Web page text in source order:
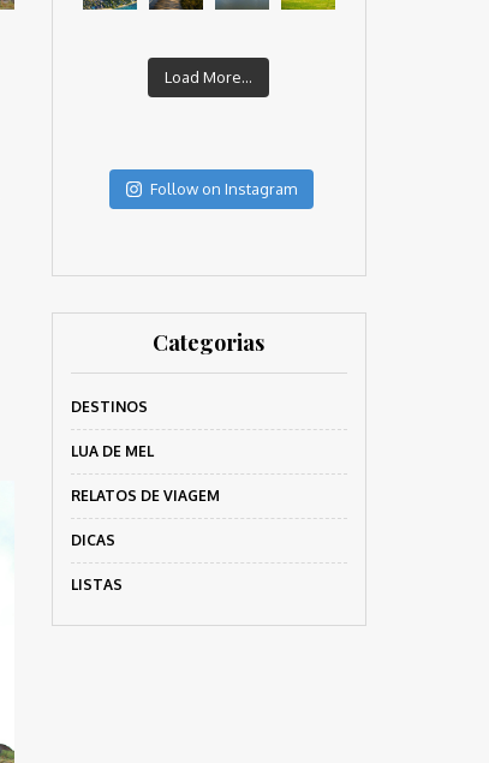
Load More...
Follow on Instagram
Categorias
DESTINOS
LUA DE MEL
RELATOS DE VIAGEM
DICAS
LISTAS